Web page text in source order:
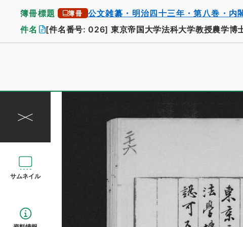
簿冊標題 簿冊 公文雑纂・明治四十三年・第八巻・内
件名 [件名番号: 026] 東京帝国大学法科大学教授農学博
サムネイル